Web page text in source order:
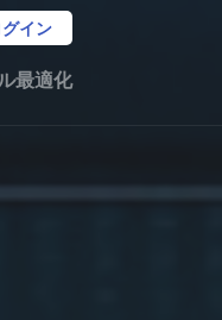
グイン
最適化